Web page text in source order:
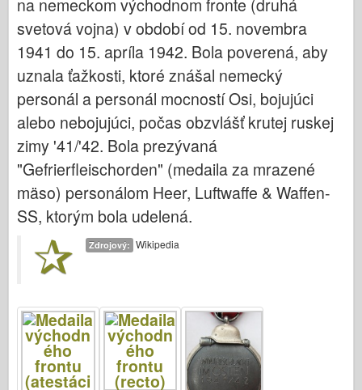
Heller
HobbyBoss (Slovenský)
Modely IBG
Icm
Italeri (12.
Legenda
Meng Model
Tamiya
Tristar
Trumpeter (Volút)
Zvezda
Chodiť
Knihy
Dvd
na nemeckom východnom fronte (druhá
svetová vojna) v období od 15. novembra
1941 do 15. apríla 1942. Bola poverená, aby
uznala ťažkosti, ktoré znášal nemecký
personál a personál mocností Osi, bojujúci
alebo nebojujúci, počas obzvlášť krutej ruskej
zimy '41/'42. Bola prezývaná
"Gefrierfleischorden" (medaila za mrazené
mäso) personálom Heer, Luftwaffe & Waffen-
SS, ktorým bola udelená.
Zdrojový: Wikipedia